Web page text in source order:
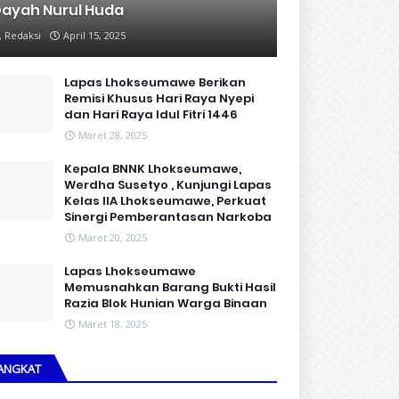
Nurul Huda
Redaksi April 15, 2025
Lapas Lhokseumawe Berikan
Remisi Khusus Hari Raya Nyepi
dan Hari Raya Idul Fitri 1446
Maret 28, 2025
Kepala BNNK Lhokseumawe,
Werdha Susetyo , Kunjungi Lapas
Kelas IIA Lhokseumawe, Perkuat
Sinergi Pemberantasan Narkoba
Maret 20, 2025
Lapas Lhokseumawe
Memusnahkan Barang Bukti Hasil
Razia Blok Hunian Warga Binaan
Maret 18, 2025